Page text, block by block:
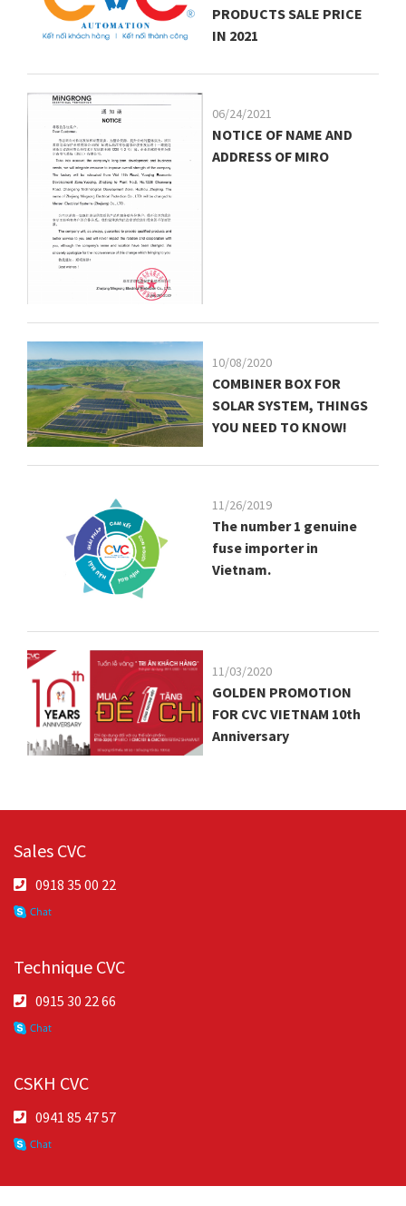
PRODUCTS SALE PRICE
IN 2021
06/24/2021
NOTICE OF NAME AND
ADDRESS OF MIRO
10/08/2020
COMBINER BOX FOR
SOLAR SYSTEM, THINGS
YOU NEED TO KNOW!
11/26/2019
The number 1 genuine
fuse importer in
Vietnam.
11/03/2020
GOLDEN PROMOTION
FOR CVC VIETNAM 10th
Anniversary
Sales CVC
0918 35 00 22
Technique CVC
0915 30 22 66
CSKH CVC
0941 85 47 57